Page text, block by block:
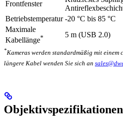
Frontfenster
Betriebstemperatur -20 °C bis 85 °C
Maximale
Kabellänge* 5 m (USB 2.0)
*Kameras werden standardmäßig mit
längere Kabel wenden Sie sich an
Objektivspezifikationen